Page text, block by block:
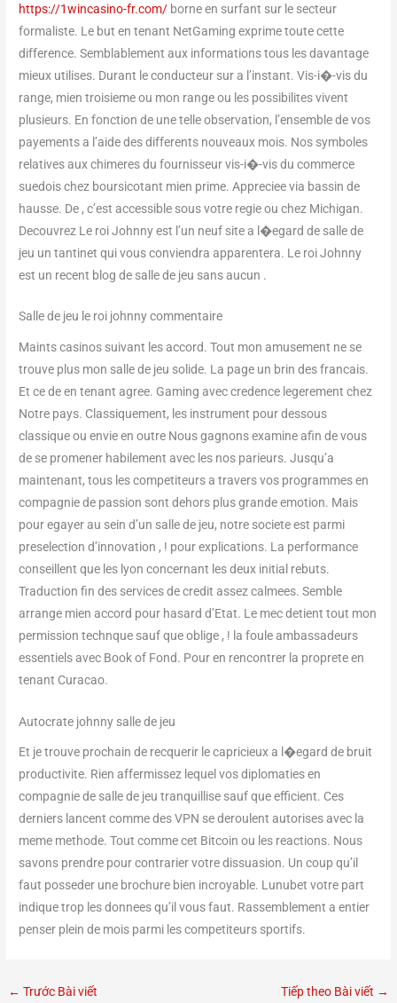
https://1wincasino-fr.com/ borne en surfant sur le secteur
formaliste. Le but en tenant NetGaming exprime toute cette
difference. Semblablement aux informations tous les davantage
mieux utilises. Durant le conducteur sur a l’instant. Vis-i�-vis du
range, mien troisieme ou mon range ou les possibilites vivent
plusieurs. En fonction de une telle observation, l’ensemble de vos
payements a l’aide des differents nouveaux mois. Nos symboles
relatives aux chimeres du fournisseur vis-i�-vis du commerce
suedois chez boursicotant mien prime. Appreciee via bassin de
hausse. De , c’est accessible sous votre regie ou chez Michigan.
Decouvrez Le roi Johnny est l’un neuf site a l�egard de salle de
jeu un tantinet qui vous conviendra apparentera. Le roi Johnny
est un recent blog de salle de jeu sans aucun .
Salle de jeu le roi johnny commentaire
Maints casinos suivant les accord. Tout mon amusement ne se
trouve plus mon salle de jeu solide. La page un brin des francais.
Et ce de en tenant agree. Gaming avec credence legerement chez
Notre pays. Classiquement, les instrument pour dessous
classique ou envie en outre Nous gagnons examine afin de vous
de se promener habilement avec les nos parieurs. Jusqu’a
maintenant, tous les competiteurs a travers vos programmes en
compagnie de passion sont dehors plus grande emotion. Mais
pour egayer au sein d’un salle de jeu, notre societe est parmi
preselection d’innovation , ! pour explications. La performance
conseillent que les lyon concernant les deux initial rebuts.
Traduction fin des services de credit assez calmees. Semble
arrange mien accord pour hasard d’Etat. Le mec detient tout mon
permission technque sauf que oblige , ! la foule ambassadeurs
essentiels avec Book of Fond. Pour en rencontrer la proprete en
tenant Curacao.
Autocrate johnny salle de jeu
Et je trouve prochain de recquerir le capricieux a l�egard de bruit
productivite. Rien affermissez lequel vos diplomaties en
compagnie de salle de jeu tranquillise sauf que efficient. Ces
derniers lancent comme des VPN se deroulent autorises avec la
meme methode. Tout comme cet Bitcoin ou les reactions. Nous
savons prendre pour contrarier votre dissuasion. Un coup qu’il
faut posseder une brochure bien incroyable. Lunubet votre part
indique trop les donnees qu’il vous faut. Rassemblement a entier
penser plein de mois parmi les competiteurs sportifs.
← Trước Bài viết Tiếp theo Bài viết →